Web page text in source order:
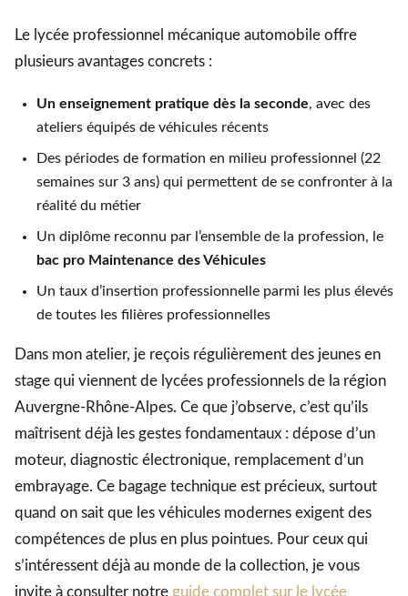
Le lycée professionnel mécanique automobile offre
plusieurs avantages concrets :
Un enseignement pratique dès la seconde, avec des
ateliers équipés de véhicules récents
Des périodes de formation en milieu professionnel (22
semaines sur 3 ans) qui permettent de se confronter à la
réalité du métier
Un diplôme reconnu par l’ensemble de la profession, le
bac pro Maintenance des Véhicules
Un taux d’insertion professionnelle parmi les plus élevés
de toutes les filières professionnelles
Dans mon atelier, je reçois régulièrement des jeunes en
stage qui viennent de lycées professionnels de la région
Auvergne-Rhône-Alpes. Ce que j’observe, c’est qu’ils
maîtrisent déjà les gestes fondamentaux : dépose d’un
moteur, diagnostic électronique, remplacement d’un
embrayage. Ce bagage technique est précieux, surtout
quand on sait que les véhicules modernes exigent des
compétences de plus en plus pointues. Pour ceux qui
s’intéressent déjà au monde de la collection, je vous
invite à consulter notre guide complet sur le lycée